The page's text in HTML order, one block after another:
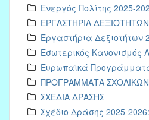
Ενεργός Πολίτης 2025-
ΕΡΓΑΣΤΗΡΙΑ ΔΕΞΙΟΤΗΤΩΝ
Εργαστήρια Δεξιοτήτων
Εσωτερικός Κανονισμός
Ευρωπαϊκά
ΠΡΟΓΡΑΜΜΑΤΑ
ΣΧΕΔΙΑ ΔΡΑΣΗΣ
Σχέδιο Δράσης 2025-2026: